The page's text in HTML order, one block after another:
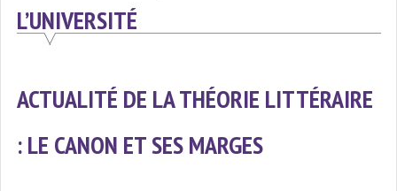
L’UNIVERSITÉ
ACTUALITÉ DE LA THÉORIE LITTÉRAIRE
: LE CANON ET SES MARGES